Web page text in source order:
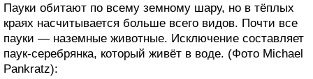
Пауки обитают по всему земному шару, но в тёплых
краях насчитывается больше всего видов. Почти все
пауки — наземные животные. Исключение составляет
паук-серебрянка, который живёт в воде. (Фото Michael
Pankratz):